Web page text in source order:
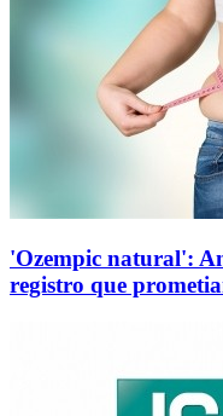
'Ozempic natural':
registro que